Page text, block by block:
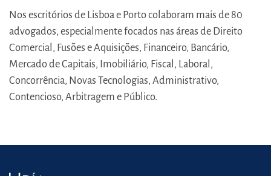
Nos escritórios de Lisboa e Porto colaboram mais de 80
advogados, especialmente focados nas áreas de Direito
Comercial, Fusões e Aquisições, Financeiro, Bancário,
Mercado de Capitais, Imobiliário, Fiscal, Laboral,
Concorrência, Novas Tecnologias, Administrativo,
Contencioso, Arbitragem e Público.